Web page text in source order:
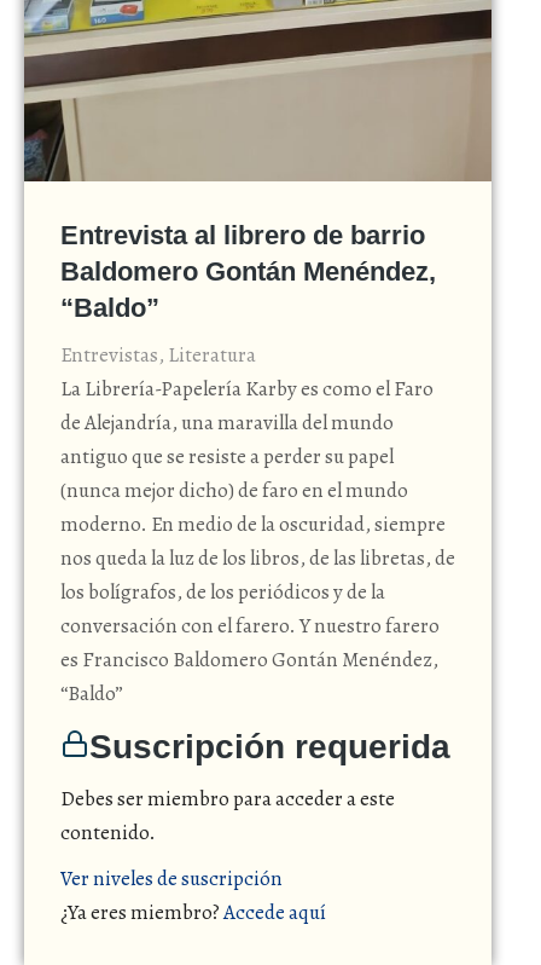
Entrevista al librero de barrio
Baldomero Gontán Menéndez,
“Baldo”
Entrevistas, Literatura
La Librería-Papelería Karby es como el Faro
de Alejandría, una maravilla del mundo
antiguo que se resiste a perder su papel
(nunca mejor dicho) de faro en el mundo
moderno. En medio de la oscuridad, siempre
nos queda la luz de los libros, de las libretas, de
los bolígrafos, de los periódicos y de la
conversación con el farero. Y nuestro farero
es Francisco Baldomero Gontán Menéndez,
“Baldo”
Suscripción requerida
Debes ser miembro para acceder a este
contenido.
Ver niveles de suscripción
¿Ya eres miembro?Accede aquí